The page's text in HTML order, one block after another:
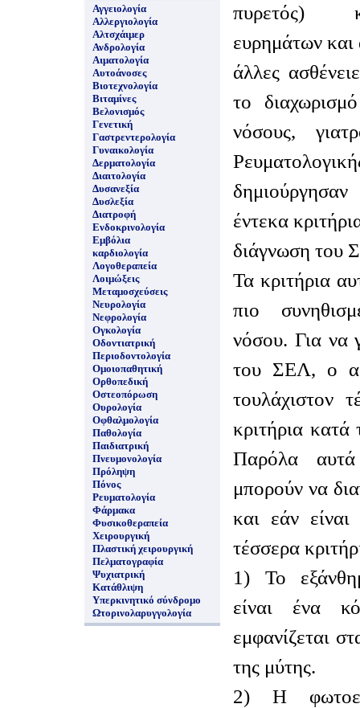
Αγγειολογία
Αλλεργιολογία
Αλτσχάιμερ
Ανδρολογία
Αιματολογία
Αυτοάνοσες
Βιοτεχνολογία
Βιταμίνες
Βελονισμός
Γενετική
Γαστρεντερολογία
Γυναικολογία
Δερματολογία
Διαιτολογία
Δυσανεξία
Δυσλεξία
Διατροφή
Ενδοκρινολογία
Εμβόλια
καρδιολογία
Λογοθεραπεία
Λοιμώξεις
Μεταμοσχεύσεις
Νευρολογία
Νεφρολογία
Ογκολογία
Οδοντιατρική
Περιοδοντολογία
Ομοιοπαθητική
Ορθοπεδική
Οστεοπόρωση
Ουρολογία
Οφθαλμολογία
Παθολογία
Παιδιατρική
Πνευμονολογία
Πρόληψη
Πόνος
Ρευματολογία
Φάρμακα
Φυσικοθεραπεία
Χειρουργική
Πλαστική χειρουργική
Πελματογραφία
Ψυχιατρική
Κατάθλιψη
Υπερκινητικό σύνδρομο
Ωτορινολαρυγγολογία
πυρετός)
ευρημάτων και
άλλες
το
νόσους,
έντεκα
διάγνωση του
Τα κριτήρια
πιο
νόσου. Για να
του ΣΕΛ, ο
τουλάχιστον
κριτήρια κατά
Παρόλα αυτά
μπορούν να
και εάν
τέσσερα
1) Το
είναι ένα
εμφανίζεται
της μύτης.
2) Η